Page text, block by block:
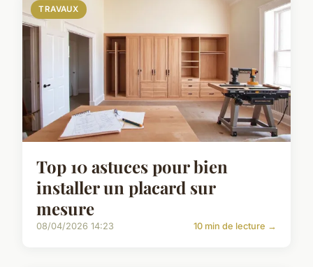
TRAVAUX
Top 10 astuces pour bien
installer un placard sur
mesure
08/04/2026 14:23 10 min de lecture →